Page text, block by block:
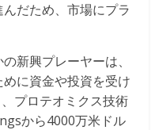
だため、市場にプラ
新興プレーヤーは、
に資金や投資を受け
プロテオミクス技術
から4000万米ドル